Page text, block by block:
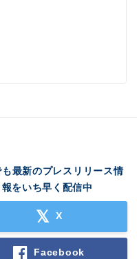
最新のプレスリリース情
報をいち早く配信中
X
Facebook